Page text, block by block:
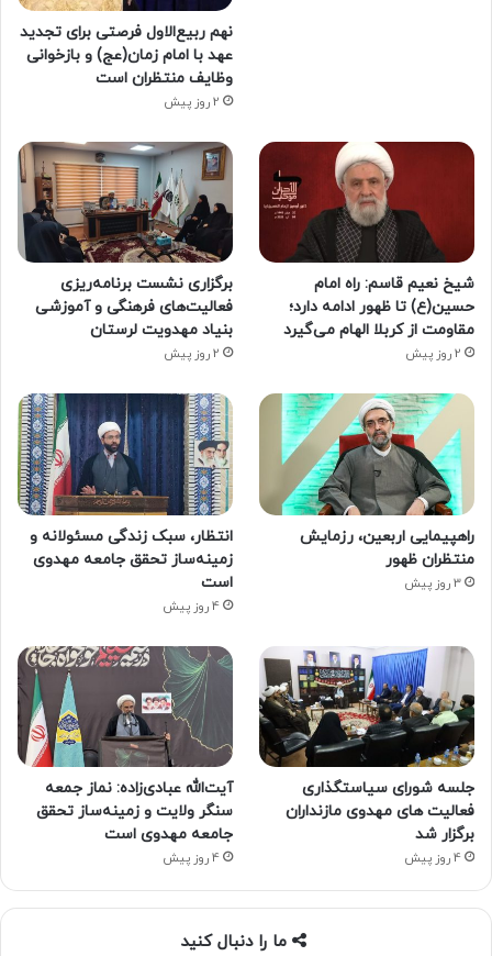
نهم ربیع‌الاول فرصتی برای تجدید
عهد با امام زمان(عج) و بازخوانی
وظایف منتظران است
2 روز پیش
شیخ نعیم قاسم: راه امام
حسین(ع) تا ظهور ادامه دارد؛
مقاومت از کربلا الهام می‌گیرد
2 روز پیش
برگزاری نشست برنامه‌ریزی
فعالیت‌های فرهنگی و آموزشی
بنیاد مهدویت لرستان
2 روز پیش
راهپیمایی اربعین، رزمایش
منتظران ظهور
3 روز پیش
انتظار، سبک زندگی مسئولانه و
زمینه‌ساز تحقق جامعه مهدوی
است
4 روز پیش
جلسه شورای سیاستگذاری
فعالیت های مهدوی مازنداران
برگزار شد
4 روز پیش
آیت‌الله عبادی‌زاده: نماز جمعه
سنگر ولایت و زمینه‌ساز تحقق
جامعه مهدوی است
4 روز پیش
ما را دنبال کنید